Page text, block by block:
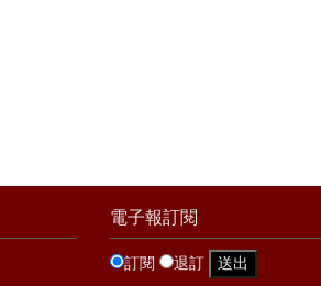
電子報訂閱
訂閱 退訂